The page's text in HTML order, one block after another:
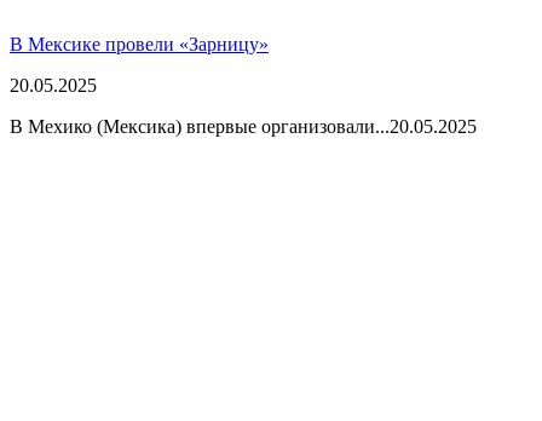
В Мексике провели «Зарницу»
20.05.2025
В Мехико (Мексика) впервые организовали...20.05.2025